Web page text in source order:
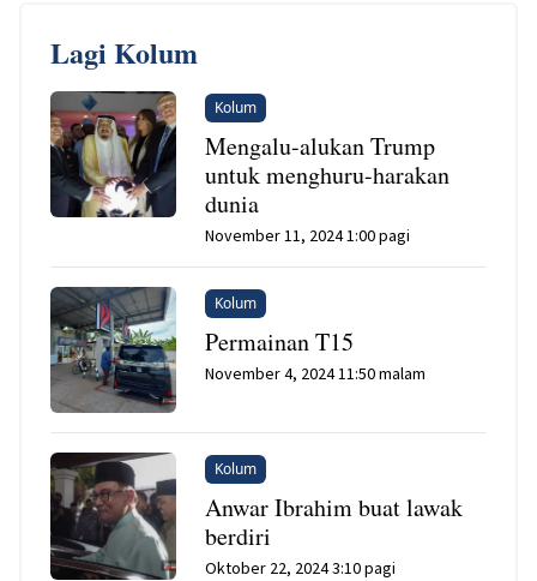
Lagi Kolum
Kolum
Mengalu-alukan Trump
untuk menghuru-harakan
dunia
November 11, 2024 1:00 pagi
Kolum
Permainan T15
November 4, 2024 11:50 malam
Kolum
Anwar Ibrahim buat lawak
berdiri
Oktober 22, 2024 3:10 pagi